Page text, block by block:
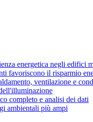
energetica negli edifici
favoriscono il risparmio
ventilazione e
completo e analisi dei dati
ambientali più ampi